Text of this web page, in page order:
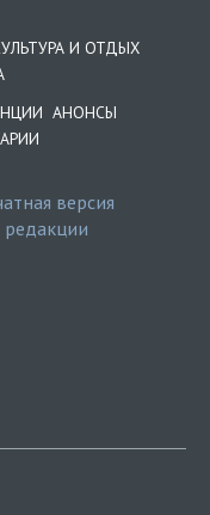
И ОТДЫХ
АНОНСЫ
версия